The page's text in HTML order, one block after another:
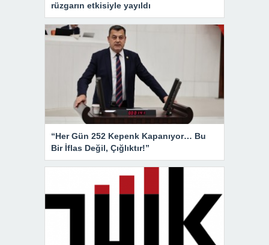
rüzgarın etkisiyle yayıldı
“Her Gün 252 Kepenk Kapanıyor… Bu
Bir İflas Değil, Çığlıktır!”